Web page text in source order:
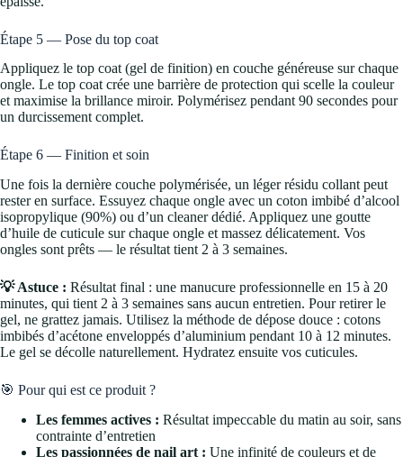
Étape 5 — Pose du top coat
Appliquez le top coat (gel de finition) en couche généreuse sur chaque
ongle. Le top coat crée une barrière de protection qui scelle la couleur
et maximise la brillance miroir. Polymérisez pendant 90 secondes pour
un durcissement complet.
Étape 6 — Finition et soin
Une fois la dernière couche polymérisée, un léger résidu collant peut
rester en surface. Essuyez chaque ongle avec un coton imbibé d’alcool
isopropylique (90%) ou d’un cleaner dédié. Appliquez une goutte
d’huile de cuticule sur chaque ongle et massez délicatement. Vos
ongles sont prêts — le résultat tient 2 à 3 semaines.
💡 Astuce : Résultat final : une manucure professionnelle en 15 à 20
minutes, qui tient 2 à 3 semaines sans aucun entretien. Pour retirer le
gel, ne grattez jamais. Utilisez la méthode de dépose douce : cotons
imbibés d’acétone enveloppés d’aluminium pendant 10 à 12 minutes.
Le gel se décolle naturellement. Hydratez ensuite vos cuticules.
🎯 Pour qui est ce produit ?
Les femmes actives : Résultat impeccable du matin au soir, sans
contrainte d’entretien
Les passionnées de nail art : Une infinité de couleurs et de